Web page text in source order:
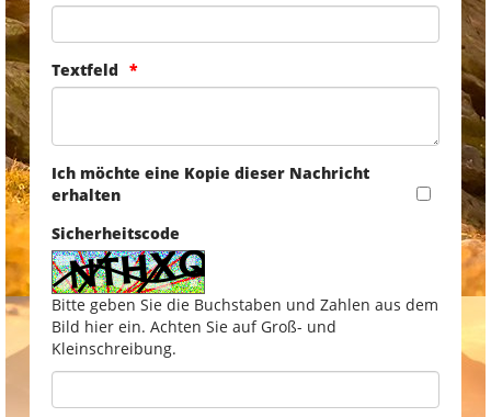
Textfeld
Ich möchte eine Kopie dieser Nachricht
erhalten
Sicherheitscode
Bitte geben Sie die Buchstaben und Zahlen aus dem
Bild hier ein. Achten Sie auf Groß- und
Kleinschreibung.